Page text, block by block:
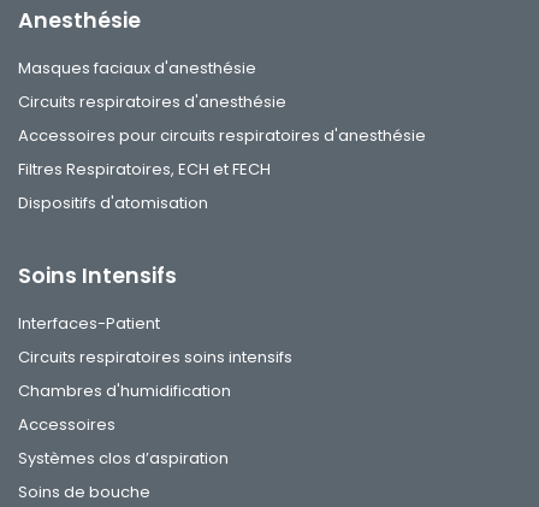
Anesthésie
Masques faciaux d'anesthésie
Circuits respiratoires d'anesthésie
Accessoires pour circuits respiratoires d'anesthésie
Filtres Respiratoires, ECH et FECH
Dispositifs d'atomisation
Soins Intensifs
Interfaces-Patient
Circuits respiratoires soins intensifs
Chambres d'humidification
Accessoires
Systèmes clos d’aspiration
Soins de bouche